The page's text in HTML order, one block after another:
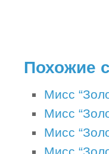
Похожие
Мисс
Мисс
Мисс